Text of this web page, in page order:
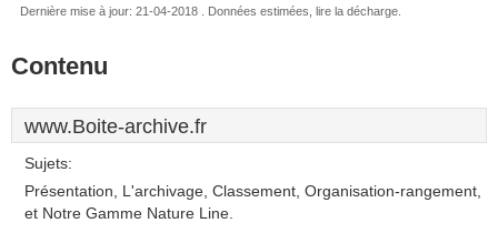
Dernière mise à jour: 21-04-2018 . Données estimées, lire la décharge.
Contenu
www.Boite-archive.fr
Sujets:
Présentation, L'archivage, Classement, Organisation-rangement,
et Notre Gamme Nature Line.